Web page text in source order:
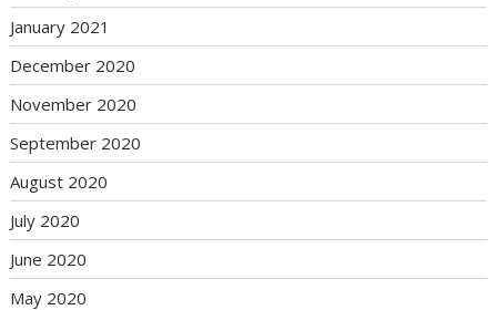
January 2021
December 2020
November 2020
September 2020
August 2020
July 2020
June 2020
May 2020